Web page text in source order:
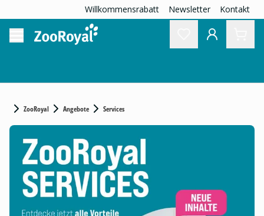
Willkommensrabatt Newsletter Kontakt
ZooRoyal Angebote Services